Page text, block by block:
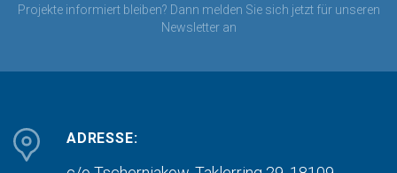
Projekte informiert bleiben? Dann melden Sie sich jetzt für unseren
Newsletter an
ADRESSE: